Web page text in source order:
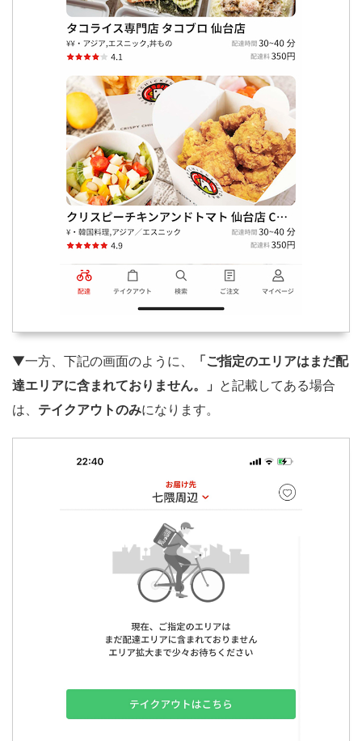
▼一方、下記の画面のように、
「ご指定のエリアはまだ配
達エリアに含まれておりません。」 と記載してある場合
は、 テイクアウトのみになります。